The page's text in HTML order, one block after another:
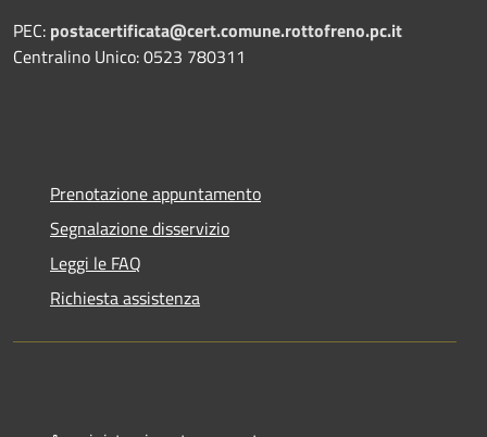
PEC: postacertificata@cert.comune.rottofreno.pc.it
Centralino Unico: 0523 780311
Prenotazione appuntamento
Segnalazione disservizio
Leggi le FAQ
Richiesta assistenza